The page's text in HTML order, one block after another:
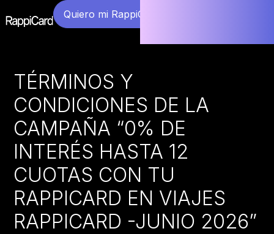
Quiero mi RappiCard
TÉRMINOS Y
CONDICIONES DE LA
CAMPAÑA “0% DE
INTERÉS HASTA 12
CUOTAS CON TU
RAPPICARD EN VIAJES
RAPPICARD -JUNIO 2026”